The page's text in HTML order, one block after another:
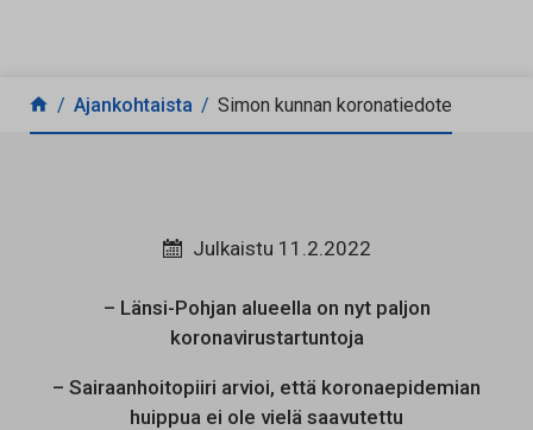
Siirry sisältöön
Ajankohtaista Simon kunnan koronatiedote
Julkaistu 11.2.2022
– Länsi-Pohjan alueella on nyt paljon
koronavirustartuntoja
– Sairaanhoitopiiri arvioi, että koronaepidemian
huippua ei ole vielä saavutettu